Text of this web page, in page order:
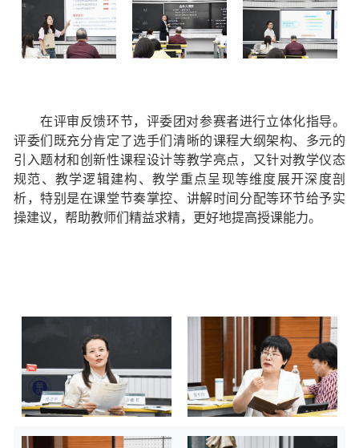
在评审反馈环节，评委团对参赛者进行立体化指导。
评委们既充分肯定了选手们清晰的课程大纲架构、多元的
引入题材和创新性课程设计等教学亮点，又针对教学仪态
规范、教学逻辑建构、教学重点呈现等维度展开深度剖
析，特别是在课堂节奏掌控、讲解时间分配等环节给予实
操建议，帮助教师们精益求精，更好地提高授课能力。